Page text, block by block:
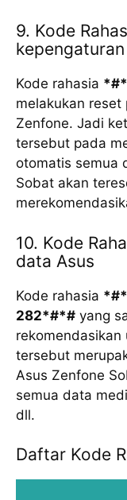
9. Kode
Kode rahasia
melakukan reset
Zenfone. Jadi
tersebut pada
otomatis semua
Sobat akan
10. Kode
data Asus
Kode rahasia
282*#*# yang
rekomendasikan
tersebut
Asus Zenfone
semua data
dll.
Daftar Kode